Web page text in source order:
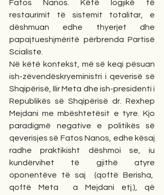
Fatos Nanos. Këtë logjikë të
restaurimit të sistemit totalitar, e
dëshmuan edhe thyerjet dhe
papajtueshjmëritë përbrenda Partisë
Scialiste.
Në këtë kontekst, më së keqi pësuan
ish-zëvendëskryeministri i qeverisë së
Shqipërisë, Ilir Meta dhe ish-presidenti i
Republikës së Shqipërisë dr. Rexhep
Mejdani me mbështetësit e tyre. Kjo
paradigmë negative e politikës së
qeverisjes së Fatos Nanos, edhe kësaj
radhe praktikisht dëshmoi se, iu
kundërvihet të gjithë atyre
oponentëve të saj  (qoftë Berisha,
qoftë Meta  a Mejdani etj.), që